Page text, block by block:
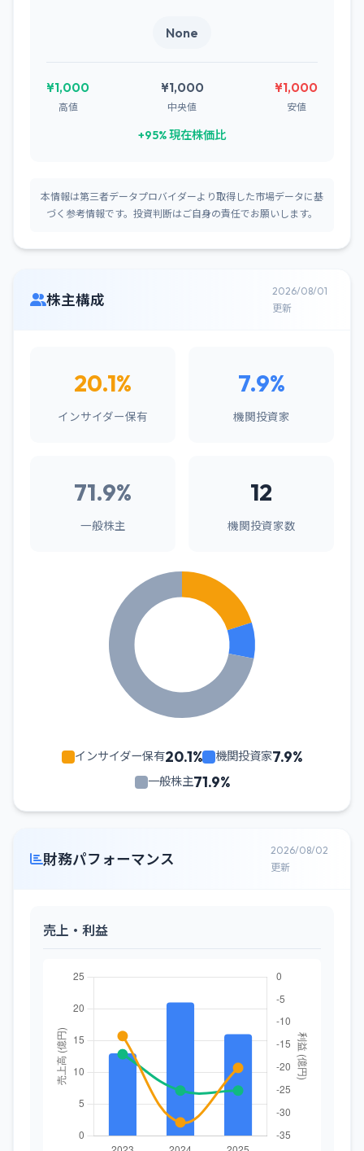
None
¥1,000
高値
¥1,000
中央値
¥1,000
安値
+95% 現在株価比
本情報は第三者データプロバイダーより取得した市場データに基
づく参考情報です。投資判断はご自身の責任でお願いします。
株主構成
2026/08/01
更新
20.1%
インサイダー保有
7.9%
機関投資家
71.9%
一般株主
12
機関投資家数
インサイダー保有20.1% 機関投資家7.9%
一般株主71.9%
財務パフォーマンス
2026/08/02
更新
売上・利益